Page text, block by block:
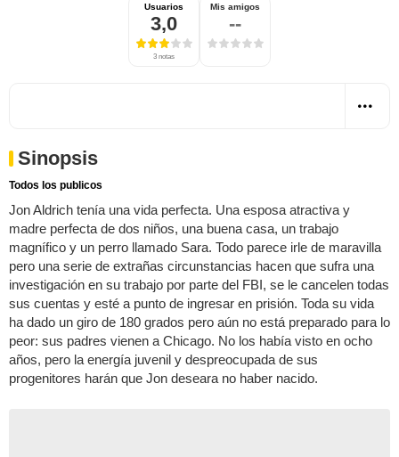
Usuarios
3,0
3 notas
Mis amigos
--
Sinopsis
Todos los publicos
Jon Aldrich tenía una vida perfecta. Una esposa atractiva y
madre perfecta de dos niños, una buena casa, un trabajo
magnífico y un perro llamado Sara. Todo parece irle de maravilla
pero una serie de extrañas circunstancias hacen que sufra una
investigación en su trabajo por parte del FBI, se le cancelen todas
sus cuentas y esté a punto de ingresar en prisión. Toda su vida
ha dado un giro de 180 grados pero aún no está preparado para lo
peor: sus padres vienen a Chicago. No los había visto en ocho
años, pero la energía juvenil y despreocupada de sus
progenitores harán que Jon deseara no haber nacido.